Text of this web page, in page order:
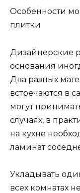
Особенности
плитки
Дизайнерские
основания
Два разных
встречаются в
могут
случаях, в
на кухне
ламинат
Укладывать
всех комнатах